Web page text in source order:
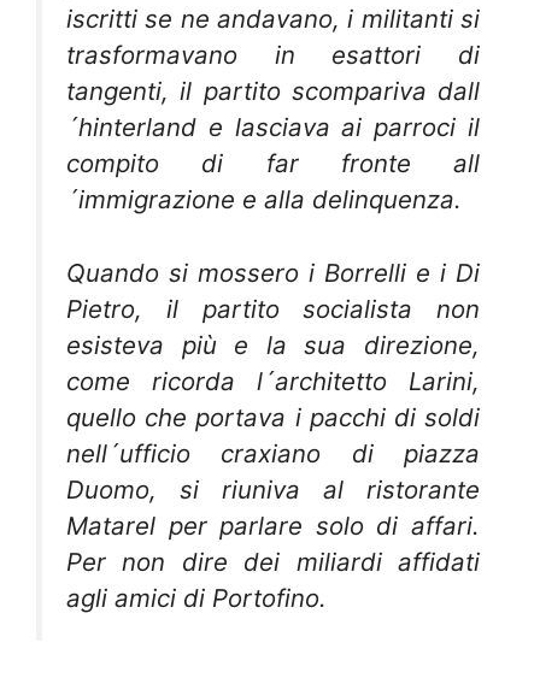
iscritti se ne andavano, i militanti si
trasformavano in esattori di
tangenti, il partito scompariva dall
´hinterland e lasciava ai parroci il
compito di far fronte all
´immigrazione e alla delinquenza.
Quando si mossero i Borrelli e i Di
Pietro, il partito socialista non
esisteva più e la sua direzione,
come ricorda l´architetto Larini,
quello che portava i pacchi di soldi
nell´ufficio craxiano di piazza
Duomo, si riuniva al ristorante
Matarel per parlare solo di affari.
Per non dire dei miliardi affidati
agli amici di Portofino.